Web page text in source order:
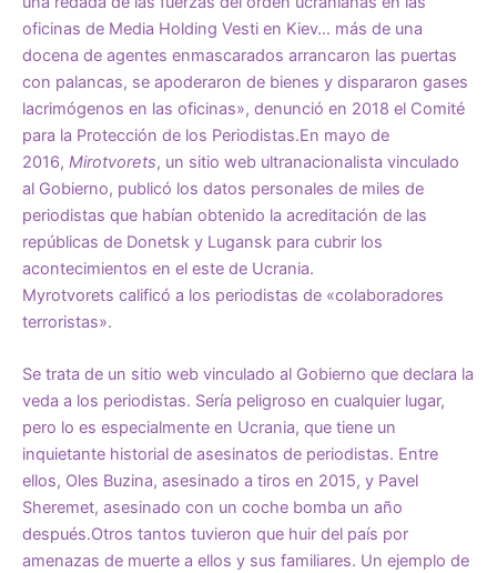
oficinas de Media Holding Vesti en Kiev… más de una
docena de agentes enmascarados arrancaron las puertas
con palancas, se apoderaron de bienes y dispararon gases
lacrimógenos en las oficinas», denunció en 2018 el Comité
para la Protección de los Periodistas.En mayo de
2016, Mirotvorets, un sitio web ultranacionalista vinculado
al Gobierno, publicó los datos personales de miles de
periodistas que habían obtenido la acreditación de las
repúblicas de Donetsk y Lugansk para cubrir los
acontecimientos en el este de Ucrania.
Myrotvorets calificó a los periodistas de «colaboradores
terroristas».
Se trata de un sitio web vinculado al Gobierno que declara la
veda a los periodistas. Sería peligroso en cualquier lugar,
pero lo es especialmente en Ucrania, que tiene un
inquietante historial de asesinatos de periodistas. Entre
ellos, Oles Buzina, asesinado a tiros en 2015, y Pavel
Sheremet, asesinado con un coche bomba un año
después.Otros tantos tuvieron que huir del país por
amenazas de muerte a ellos y sus familiares. Un ejemplo de